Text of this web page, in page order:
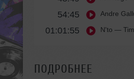
54:45 Andre
01:01:55 N'to —
ПОДРОБНЕЕ